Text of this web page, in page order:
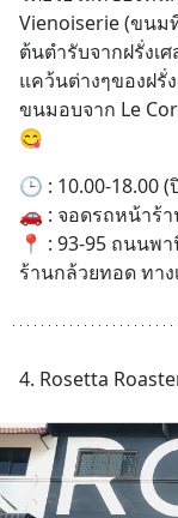
Vienoiserie (ขนม
ต้นตำรับจากฝรั่งเ
แคว้นต่างๆของฝรั่
ขนมอบจาก Le
😋
🕒 : 10.00-18.00
🚗 : จอดรถหน้าร้
📍 : 93-95 ถนนพ
ร้านกล้วยทอด ทา
4. Rosetta